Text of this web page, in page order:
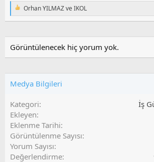
T
e
k
i
l
e
:
Orhan YILMAZveIKOL
Görüntülenecek hiç yorum yok.
Medya Bilgileri
Kategori
İş
Ekleyen
Eklenme Tarihi
Görüntülenme Sayısı
Yorum Sayısı
Değerlendirme